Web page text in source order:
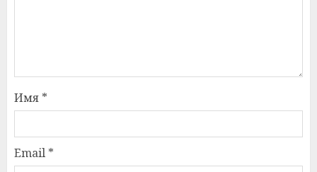
Имя *
Email *